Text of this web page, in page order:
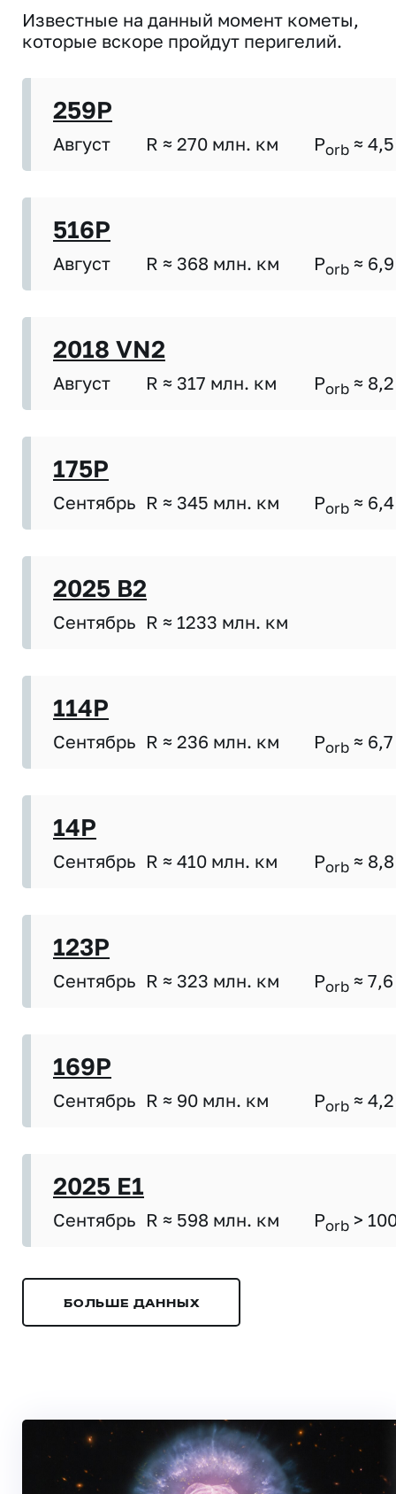
Известные на данный момент кометы,
которые вскоре пройдут перигелий.
259P
Август R ≈ 270 млн. км Porb ≈ 4,5
516P
Август R ≈ 368 млн. км Porb ≈ 6,9
2018 VN2
Август R ≈ 317 млн. км Porb ≈ 8,2
175P
Сентябрь R ≈ 345 млн. км Porb ≈ 6,4
2025 B2
Сентябрь R ≈ 1233 млн. км
114P
Сентябрь R ≈ 236 млн. км Porb ≈ 6,7
14P
Сентябрь R ≈ 410 млн. км Porb ≈ 8,8
123P
Сентябрь R ≈ 323 млн. км Porb ≈ 7,6
169P
Сентябрь R ≈ 90 млн. км Porb ≈ 4,2
2025 E1
Сентябрь R ≈ 598 млн. км Porb >
БОЛЬШЕ ДАННЫХ